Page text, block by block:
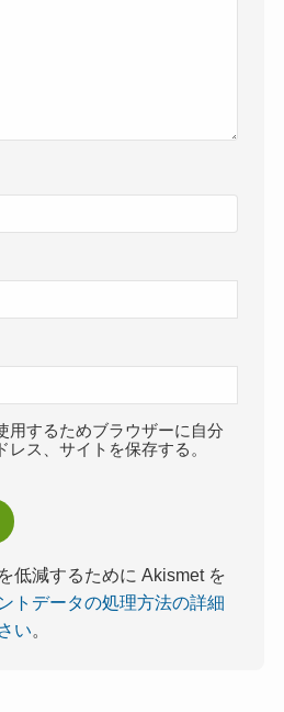
用するためブラウザーに自分
レス、サイトを保存する。
低減するために Akismet を
トデータの処理方法の詳細
い。